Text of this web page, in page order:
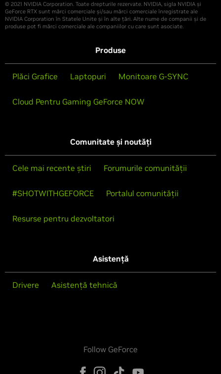
© 2021 NVIDIA Corporation. Toate drepturile rezervate. NVIDIA, sigla NVIDIA și
GeForce RTX sunt mărci comerciale și/sau mărci comerciale înregistrate ale
NVIDIA Corporation în Statele Unite și în alte țări. Alte nume de companii și de
produse pot fi mărci comerciale ale companiilor cu care sunt asociate.
Produse
Plăci Grafice Laptopuri Monitoare G-SYNC
Cloud Pentru Gaming GeForce NOW
Comunitate și noutăți
Cele mai recente știri Forumurile comunității
#SHOTWITHGEFORCE Portalul comunității
Resurse pentru dezvoltatori
Asistență
Drivere Asistență tehnică
Follow GeForce